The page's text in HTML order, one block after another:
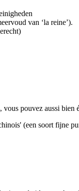
van ‘la reine’).
vous pouvez aussi
(een soort fijne